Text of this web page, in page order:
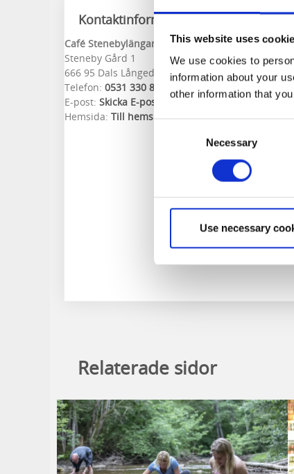
This website uses
We use cookies to
information about your
other information that
Necessary
Use necessary
Kontaktinformation
Café Stenebylängan
Steneby Gård 1
666 95 Dals Långed
Telefon: 0531 330 86
E-post: Skicka E-post
Hemsida: Till hemsida
Relaterade sidor